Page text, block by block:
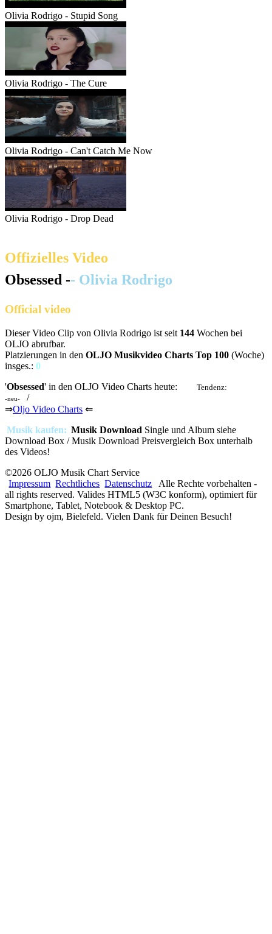
Olivia Rodrigo - Stupid Song
Olivia Rodrigo - The Cure
Olivia Rodrigo - Can't Catch Me Now
Olivia Rodrigo - Drop Dead
Offizielles Video
Obsessed -- Olivia Rodrigo
Official video
Dieser Video Clip von Olivia Rodrigo ist seit 144 Wochen bei
OLJO abrufbar.
Platzierungen in den OLJO Musikvideo Charts Top 100 (Woche)
insges.: 0
'Obsessed' in den OLJO Video Charts heute: Tendenz:
-neu-
/
⇒Oljo Video Charts ⇐
Musik kaufen: Musik Download Single und Album siehe
Download Box / Musik Download Preisvergleich Box unterhalb
des Videos!
©2026 OLJO Musik Chart Service
Impressum Rechtliches Datenschutz
Alle Rechte vorbehalten -
all rights reserved. Valides HTML5 (W3C konform), optimiert für
Smartphone, Tablet, Notebook & Desktop PC.
Design by ojm, Bielefeld. Vielen Dank für Deinen Besuch!